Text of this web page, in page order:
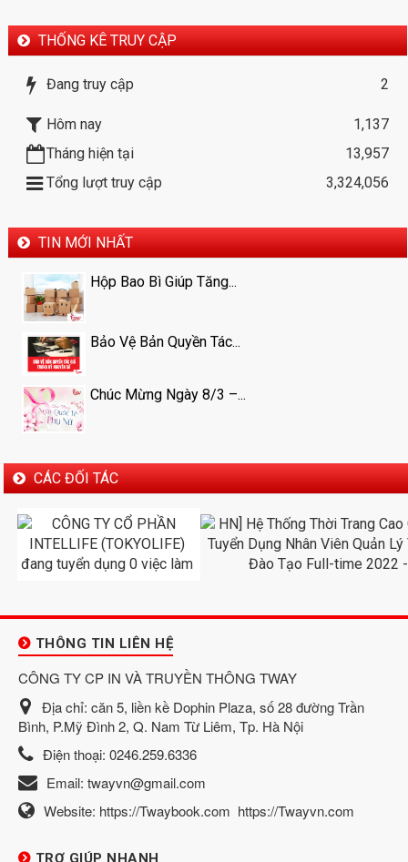
THỐNG KÊ TRUY CẬP
Đang truy cập 2
Hôm nay
1,137
Tháng hiện tại
13,957
Tổng lượt truy cập
3,324,056
TIN MỚI NHẤT
Hộp Bao Bì Giúp Tăng...
Bảo Vệ Bản Quyền Tác...
Chúc Mừng Ngày 8/3 –...
CÁC ĐỐI TÁC
THÔNG TIN LIÊN HỆ
CÔNG TY CP IN VÀ TRUYỀN THÔNG TWAY
Địa chỉ: căn 5, liền kề Dophin Plaza, số 28 đường Trần
Bình, P.Mỹ Đình 2, Q. Nam Từ Liêm, Tp. Hà Nội
Điện thoại: 0246.259.6336
Email: twayvn@gmail.com
Website: https://Twaybook.com https://Twayvn.com
TRỢ GIÚP NHANH